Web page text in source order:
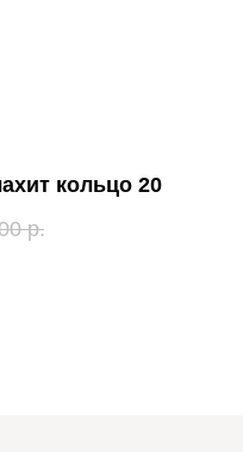
кольцо 20
р.